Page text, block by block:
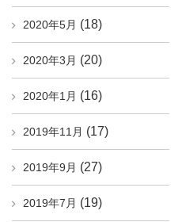
2020年5月 (18)
2020年3月 (20)
2020年1月 (16)
2019年11月 (17)
2019年9月 (27)
2019年7月 (19)